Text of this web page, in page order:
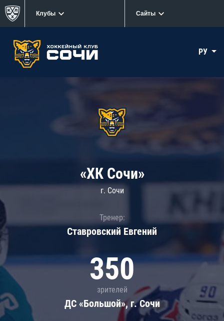
Клубы Сайты
РУ
«ХК Сочи»
г. Сочи
Тренер:
Ставровский Евгений
350
зрителей
ДС «Большой», г. Сочи